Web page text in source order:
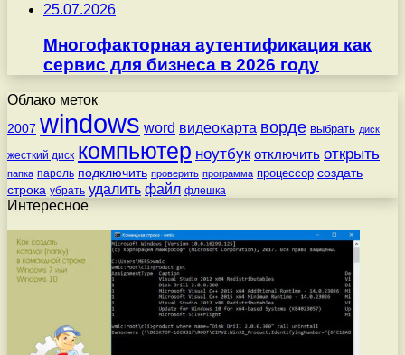
25.07.2026
Многофакторная аутентификация как
сервис для бизнеса в 2026 году
Облако меток
2007 windows word видеокарта ворде выбрать диск
жесткий диск компьютер ноутбук отключить открыть
папка пароль подключить проверить программа процессор создать
строка убрать удалить файл флешка
Интересное